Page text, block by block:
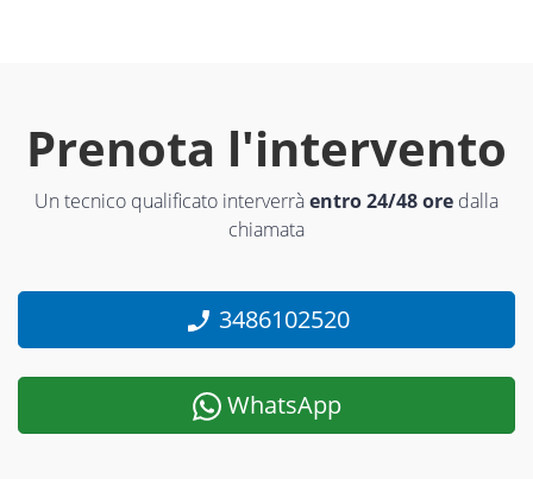
Prenota l'intervento
Un tecnico qualificato interverràentro 24/48 ore dalla
chiamata
3486102520
WhatsApp